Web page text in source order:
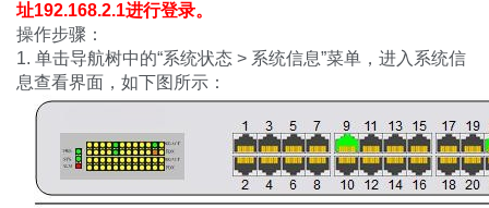
址192.168.2.1进行登录。
操作步骤：
1. 单击导航树中的“系统状态 > 系统信息”菜单，进入系统信
息查看界面，如下图所示：